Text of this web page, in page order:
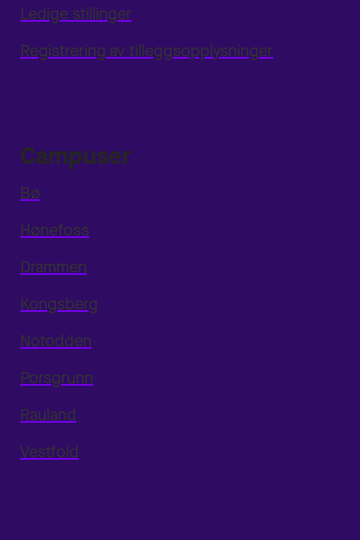
Ledige stillinger
Registrering av tilleggsopplysninger
Campuser
Bø
Hønefoss
Drammen
Kongsberg
Notodden
Porsgrunn
Rauland
Vestfold